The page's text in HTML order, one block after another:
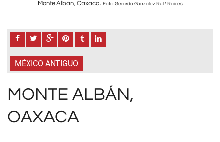
Monte Albán, Oaxaca. Foto: Gerardo González Rul / Raíces
MÉXICO ANTIGUO
MONTE ALBÁN,
OAXACA